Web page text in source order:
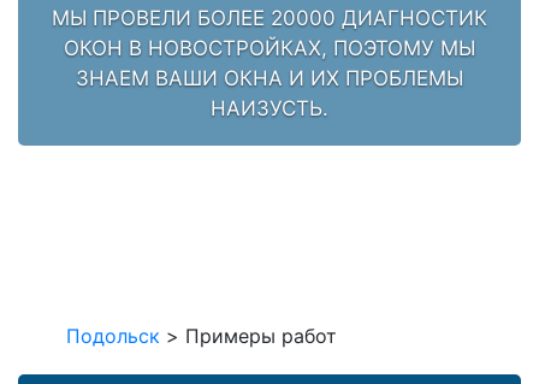
МЫ ПРОВЕЛИ БОЛЕЕ 20000 ДИАГНОСТИК
ОКОН В НОВОСТРОЙКАХ, ПОЭТОМУ МЫ
ЗНАЕМ ВАШИ ОКНА И ИХ ПРОБЛЕМЫ
НАИЗУСТЬ.
Подольск > Примеры работ